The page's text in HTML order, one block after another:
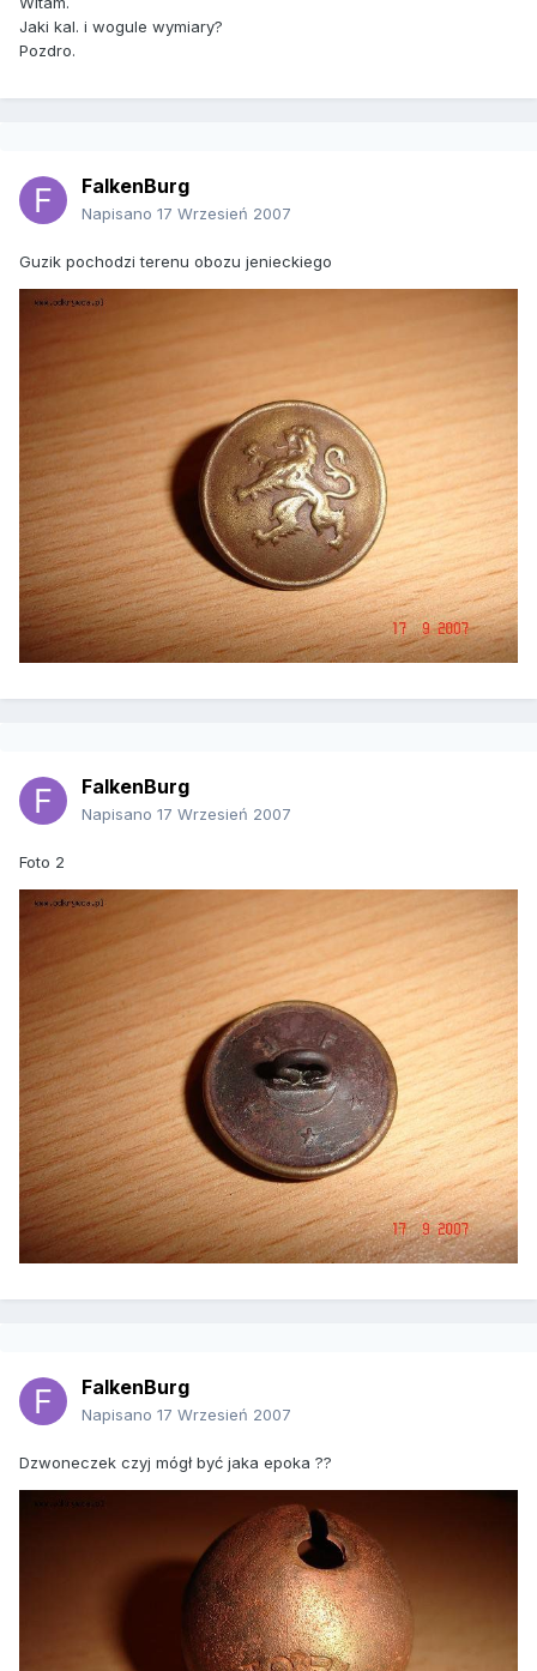
Jaki kal. i wogule wymiary?
Pozdro.
FalkenBurg
Napisano 17 Wrzesień 2007
Guzik pochodzi terenu obozu jenieckiego
FalkenBurg
Napisano 17 Wrzesień 2007
Foto 2
FalkenBurg
Napisano 17 Wrzesień 2007
Dzwoneczek czyj mógł być jaka epoka ??